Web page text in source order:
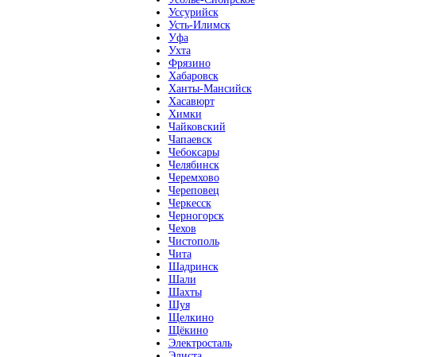
Уссурийск
Усть-Илимск
Уфа
Ухта
Фрязино
Хабаровск
Ханты-Мансийск
Хасавюрт
Химки
Чайковский
Чапаевск
Чебоксары
Челябинск
Черемхово
Череповец
Черкесск
Черногорск
Чехов
Чистополь
Чита
Шадринск
Шали
Шахты
Шуя
Щелкино
Щёкино
Электросталь